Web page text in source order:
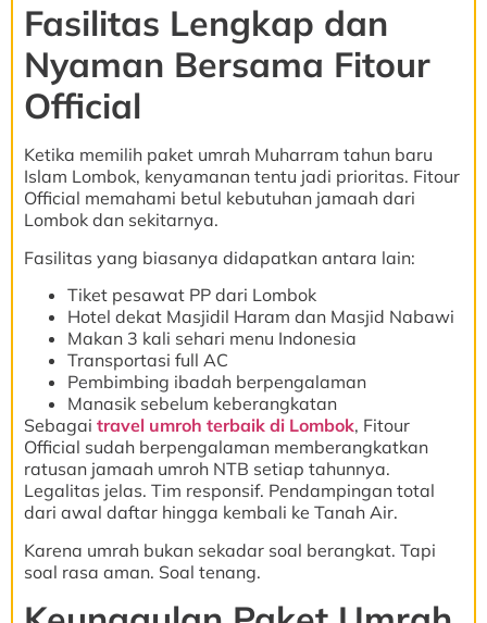
Fasilitas Lengkap dan
Nyaman Bersama Fitour
Official
Ketika memilih paket umrah Muharram tahun baru
Islam Lombok, kenyamanan tentu jadi prioritas. Fitour
Official memahami betul kebutuhan jamaah dari
Lombok dan sekitarnya.
Fasilitas yang biasanya didapatkan antara lain:
Tiket pesawat PP dari Lombok
Hotel dekat Masjidil Haram dan Masjid Nabawi
Makan 3 kali sehari menu Indonesia
Transportasi full AC
Pembimbing ibadah berpengalaman
Manasik sebelum keberangkatan
Sebagai travel umroh terbaik di Lombok, Fitour
Official sudah berpengalaman memberangkatkan
ratusan jamaah umroh NTB setiap tahunnya.
Legalitas jelas. Tim responsif. Pendampingan total
dari awal daftar hingga kembali ke Tanah Air.
Karena umrah bukan sekadar soal berangkat. Tapi
soal rasa aman. Soal tenang.